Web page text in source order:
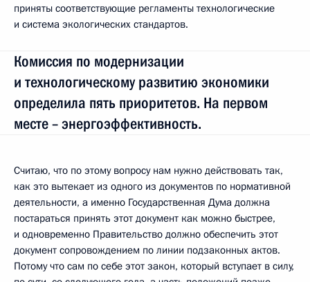
приняты соответствующие регламенты технологические
и система экологических стандартов.
Комиссия по модернизации
и технологическому развитию экономики
определила пять приоритетов. На первом
месте – энергоэффективность.
Считаю, что по этому вопросу нам нужно действовать так,
как это вытекает из одного из документов по нормативной
деятельности, а именно Государственная Дума должна
постараться принять этот документ как можно быстрее,
и одновременно Правительство должно обеспечить этот
документ сопровождением по линии подзаконных актов.
Потому что сам по себе этот закон, который вступает в силу,